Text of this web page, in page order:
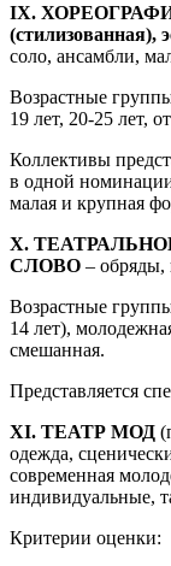
IX.
(стилизованная),
соло, ансамбли,
Возрастные
19 лет, 20-25 лет,
Коллективы
в одной
малая и крупная
X.
СЛОВО – обряды,
Возрастные
14 лет),
смешанная.
Представляется
XI. ТЕАТР МОД
одежда,
современная
индивидуальные,
Критерии оценки: